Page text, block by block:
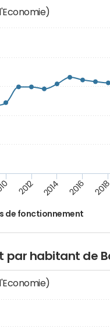
de fonctionnement
2012 2014 2016 2018
par habitant de